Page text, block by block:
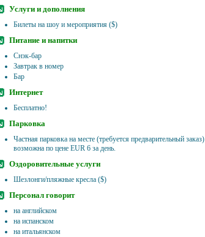
Услуги и дополнения
Билеты на шоу и мероприятия ($)
Питание и напитки
Снэк-бар
Завтрак в номер
Бар
Интернет
Бесплатно!
Парковка
Частная парковка на месте (требуется предварительный заказ)
возможна по цене EUR 6 за день.
Оздоровительные услуги
Шезлонги/пляжные кресла ($)
Персонал говорит
на английском
на испанском
на итальянском